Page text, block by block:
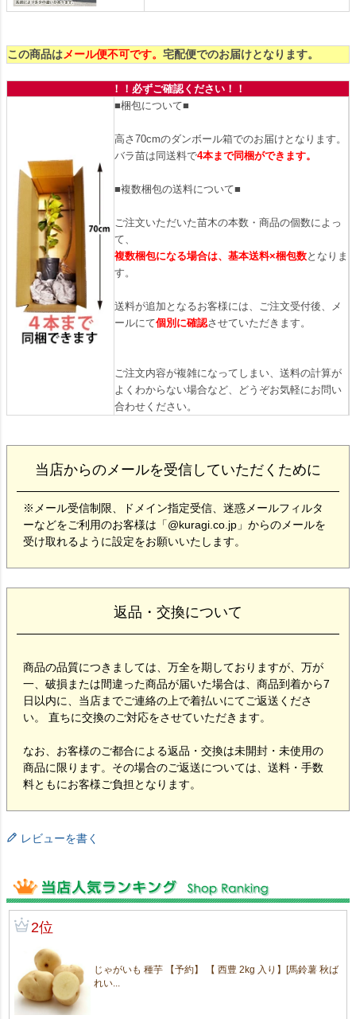
この商品はメール便不可です。 宅配便でのお届けとなります。
！！必ずご確認ください！！
■梱包について■
高さ70cmのダンボール箱でのお届けとなります。
バラ苗は同送料で4本まで同梱ができます。
■複数梱包の送料について■
ご注文いただいた苗木の本数・商品の個数によっ
て、
複数梱包になる場合は、基本送料×梱包数となりま
す。
送料が追加となるお客様には、ご注文受付後、メ
ールにて個別に確認させていただきます。
ご注文内容が複雑になってしまい、送料の計算が
よくわからない場合など、どうぞお気軽にお問い
合わせください。
当店からのメールを受信していただくために
※メール受信制限、ドメイン指定受信、迷惑メールフィルタ
ーなどをご利用のお客様は「@kuragi.co.jp」からのメールを
受け取れるように設定をお願いいたします。
返品・交換について
商品の品質につきましては、万全を期しておりますが、万が
一、破損または間違った商品が届いた場合は、商品到着から7
日以内に、当店までご連絡の上で着払いにてご返送くださ
い。 直ちに交換のご対応をさせていただきます。
なお、お客様のご都合による返品・交換は未開封・未使用の
商品に限ります。その場合のご返送については、送料・手数
料ともにお客様ご負担となります。
レビューを書く